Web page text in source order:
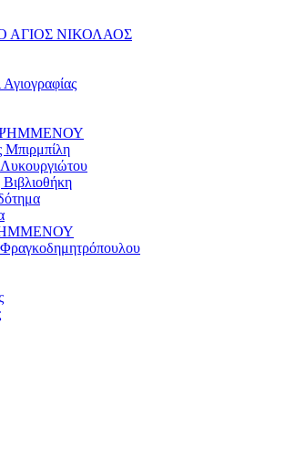
Ο ΑΓΙΟΣ ΝΙΚΟΛΑΟΣ
ΨΗΜΜΕΝΟΥ
Μπιρμπίλη
ΨΗΜΜΕΝΟΥ